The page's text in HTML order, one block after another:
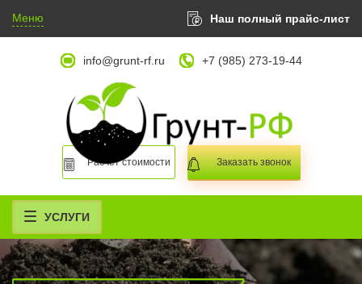
Меню Наш полный прайс-лист
info@grunt-rf.ru +7 (985) 273-19-44
Расчет стоимости Заказать звонок
УСЛУГИ